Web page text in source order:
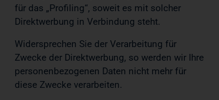
für das „Profiling“, soweit es mit solcher
Direktwerbung in Verbindung steht.
Widersprechen Sie der Verarbeitung für
Zwecke der Direktwerbung, so werden wir Ihre
personenbezogenen Daten nicht mehr für
diese Zwecke verarbeiten.